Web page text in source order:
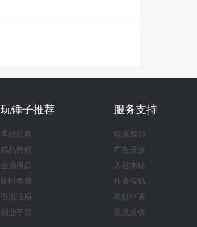
玩锤子推荐
重磅推荐
精品教程
会员项目
限时免费
引流涨粉
创业干货
服务支持
联系我们
广告投放
入驻本站
作者投稿
友链申请
意见反馈